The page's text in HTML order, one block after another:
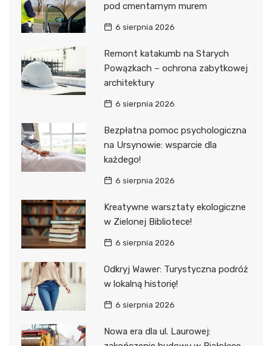
pod cmentarnym murem
6 sierpnia 2026
Remont katakumb na Starych
Powązkach – ochrona zabytkowej
architektury
6 sierpnia 2026
Bezpłatna pomoc psychologiczna
na Ursynowie: wsparcie dla
każdego!
6 sierpnia 2026
Kreatywne warsztaty ekologiczne
w Zielonej Bibliotece!
6 sierpnia 2026
Odkryj Wawer: Turystyczna podróż
w lokalną historię!
6 sierpnia 2026
Nowa era dla ul. Laurowej: